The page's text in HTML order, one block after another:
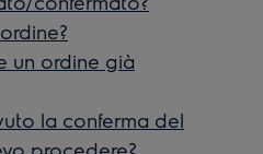
un ordine già
la conferma del